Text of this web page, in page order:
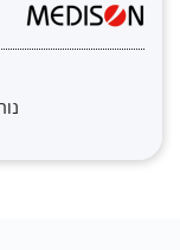
נוהל 49